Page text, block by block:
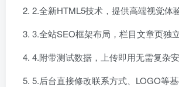
2.全新HTML5技术，提供高端视觉体
3.全站SEO框架布局，栏目文章页独
4.附带测试数据，上传即用无需复杂
5.后台直接修改联系方式、LOGO等